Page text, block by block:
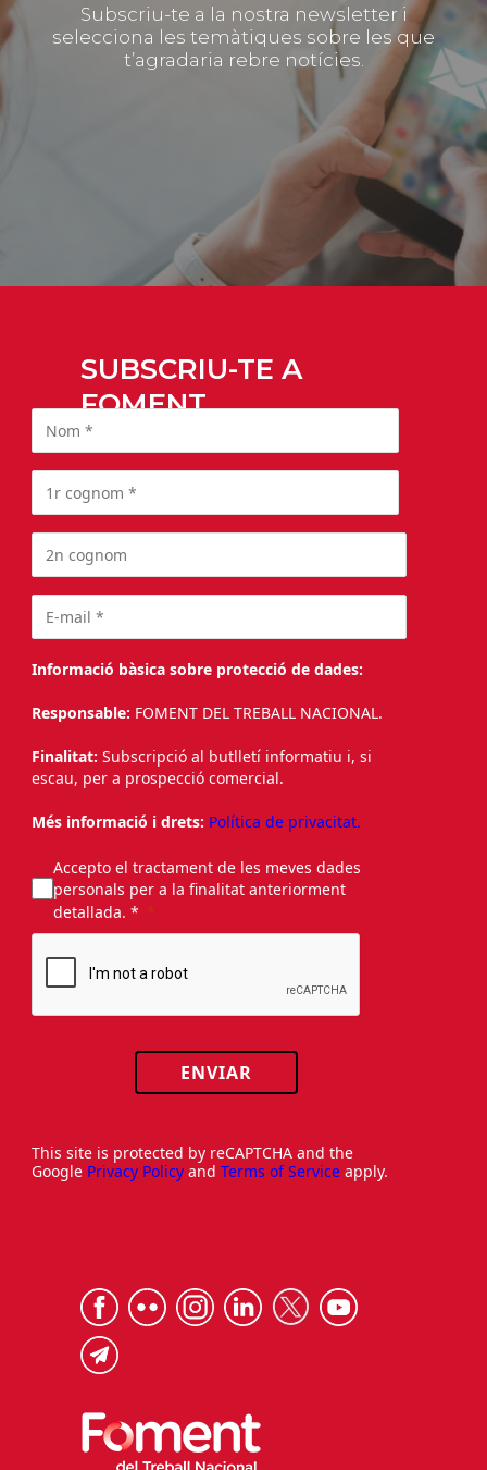
Subscriu-te a la nostra newsletter i
selecciona les temàtiques sobre les que
t’agradaria rebre notícies.
SUBSCRIU-TE A
FOMENT
Informació bàsica sobre protecció de dades:
Responsable: FOMENT DEL TREBALL NACIONAL.
Finalitat: Subscripció al butlletí informatiu i, si
escau, per a prospecció comercial.
Més informació i drets: Política de privacitat.
Accepto el tractament de les meves dades
personals per a la finalitat anteriorment
detallada. *
ENVIAR
This site is protected by reCAPTCHA and the
Google Privacy Policy and Terms of Service apply.